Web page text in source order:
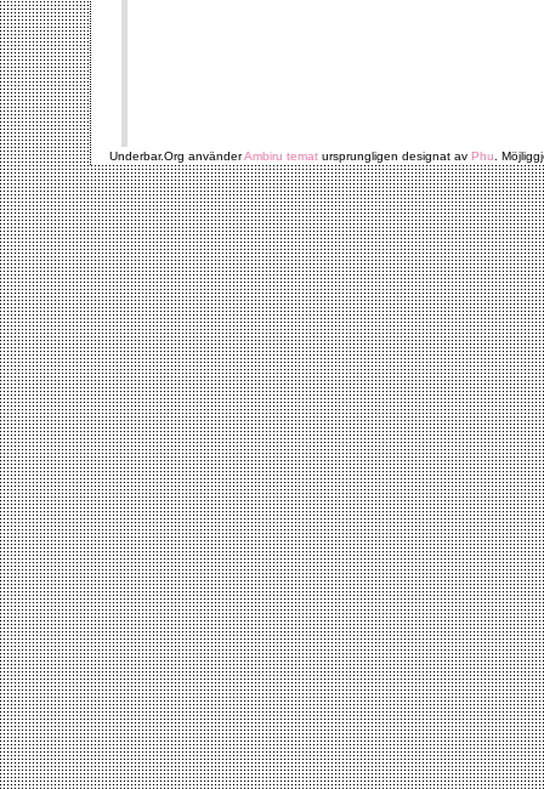
Underbar.Org använderAmbiru temat ursprungligen designat av Phu .